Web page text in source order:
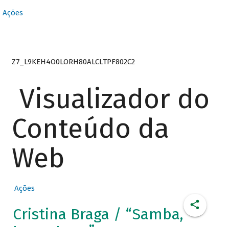
Ações
Z7_L9KEH4O0LORH80ALCLTPF802C2
Visualizador do
Conteúdo da
Web
Ações
Cristina Braga / “Samba,